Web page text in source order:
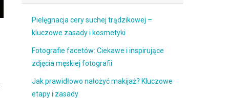
Pielęgnacja cery suchej trądzikowej –
kluczowe zasady i kosmetyki
Fotografie facetów: Ciekawe i inspirujące
zdjęcia męskiej fotografii
Jak prawidłowo nałożyć makijaż? Kluczowe
etapy i zasady